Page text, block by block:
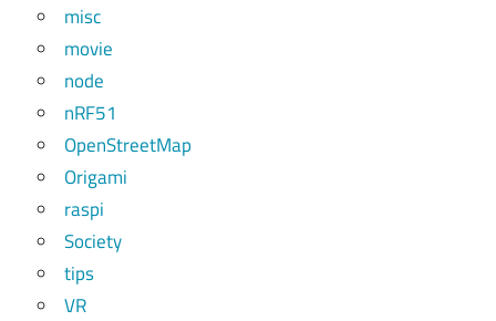
misc
movie
node
nRF51
OpenStreetMap
Origami
raspi
Society
tips
VR